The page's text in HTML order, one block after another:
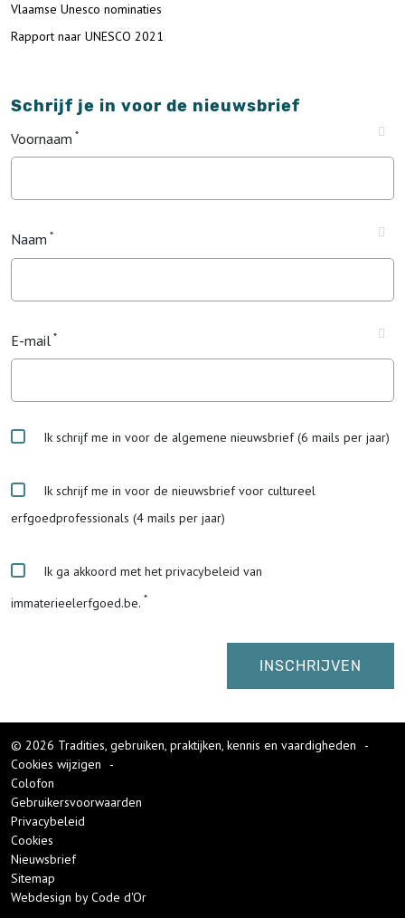
Vlaamse Unesco nominaties
Rapport naar UNESCO 2021
Schrijf je in voor de nieuwsbrief
Voornaam
Naam
E-mail
Ik schrijf me in voor de algemene nieuwsbrief (6 mails per jaar)
Ik schrijf me in voor de nieuwsbrief voor cultureel
erfgoedprofessionals (4 mails per jaar)
Ik ga akkoord met het privacybeleid van
immaterieelerfgoed.be.
© 2026 Tradities, gebruiken, praktijken, kennis en vaardigheden
-
Cookies wijzigen
-
Colofon
Gebruikersvoorwaarden
Privacybeleid
Cookies
Nieuwsbrief
Sitemap
Webdesign by Code d'Or